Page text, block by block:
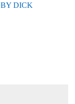
DICK